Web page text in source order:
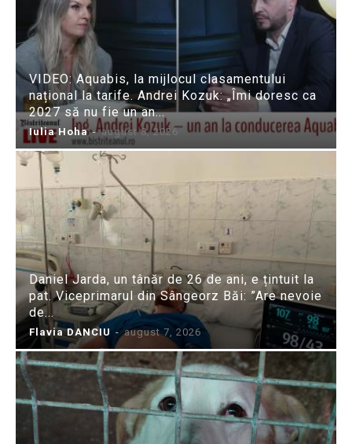
VIDEO: Aquabis, la mijlocul clasamentului
național la tarife. Andrei Kozuk: „Îmi doresc ca
2027 să nu fie un an...
Iulia Hoha - august 8, 2026
Daniel Jarda, un tânăr de 26 de ani, e țintuit la
pat. Viceprimarul din Sângeorz Băi: ”Are nevoie
de...
Flavia DANCIU - august 7, 2026